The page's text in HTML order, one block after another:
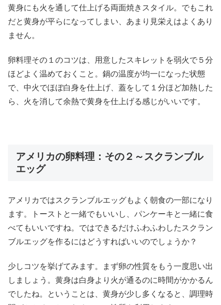
黄身にも火を通して仕上げる両面焼きスタイル。でもこれ
だと黄身が平らになってしまい、あまり見栄えはよくあり
ません。
卵料理その１のコツは、用意したスキレットを弱火で５分
ほどよく温めておくこと。鍋の温度が均一になった状態
で、中火でほぼ白身を仕上げ、蓋をして１分ほど加熱した
ら、火を消して余熱で黄身を仕上げる感じがいいです。
アメリカの卵料理：その２～スクランブル
エッグ
アメリカではスクランブルエッグもよく朝食の一部になり
ます。トーストと一緒でもいいし、パンケーキと一緒に食
べてもいいですね。ではできるだけふわふわしたスクラン
ブルエッグを作るにはどうすればいいのでしょうか？
少しコツを挙げてみます。まず卵の性質をもう一度思い出
しましょう。黄身は白身より火が通るのに時間がかかるん
でしたね。ということは、黄身が少し多くなると、調理時